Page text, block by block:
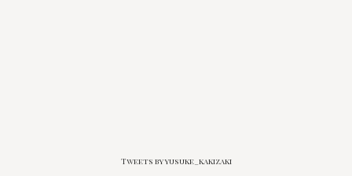
Tweets by yusuke_kakizaki